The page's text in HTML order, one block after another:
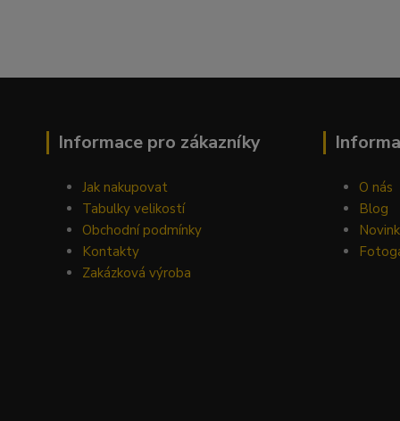
Informace pro zákazníky
Jak nakupovat
Tabulky velikostí
Obchodní podmínky
Kontakty
Zakázková výroba
O nás
Blog